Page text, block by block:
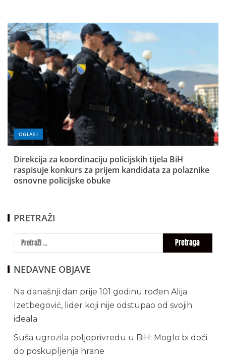
OGLASI
Direkcija za koordinaciju policijskih tijela BiH
raspisuje konkurs za prijem kandidata za polaznike
osnovne policijske obuke
PRETRAŽI
NEDAVNE OBJAVE
Na današnji dan prije 101 godinu rođen Alija
Izetbegović, lider koji nije odstupao od svojih
ideala
Suša ugrozila poljoprivredu u BiH: Moglo bi doći
do poskupljenja hrane